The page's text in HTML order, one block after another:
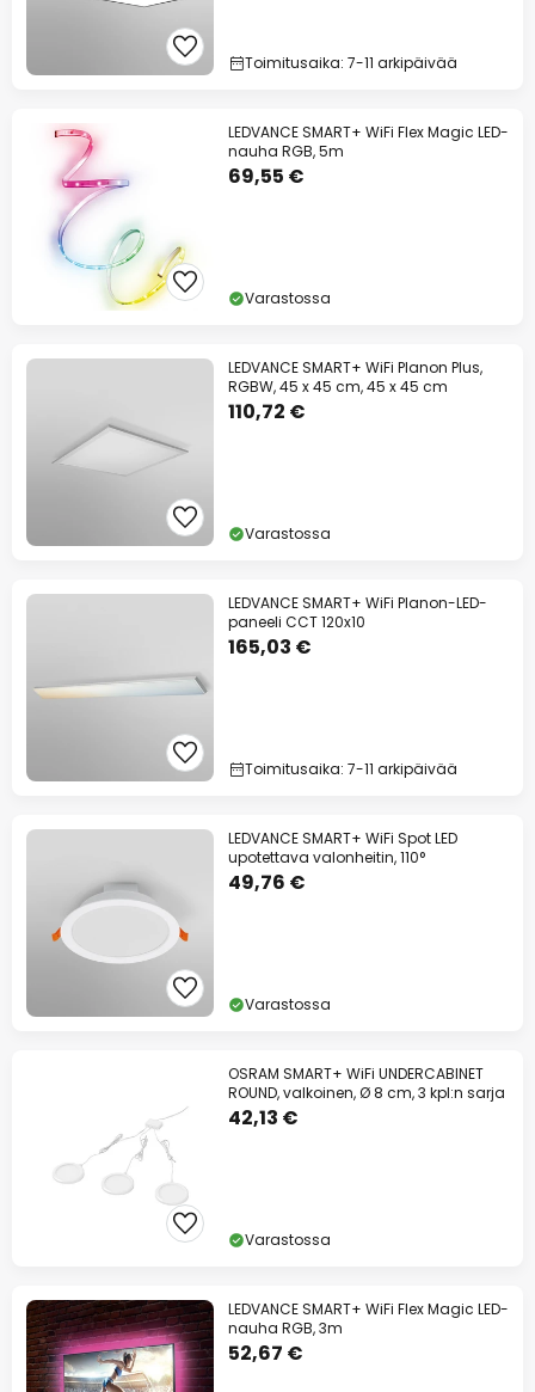
Toimitusaika: 7-11 arkipäivää
LEDVANCE SMART+ WiFi Flex Magic LED-
nauha RGB, 5m
69,55 €
Varastossa
LEDVANCE SMART+ WiFi Planon Plus,
RGBW, 45 x 45 cm, 45 x 45 cm
110,72 €
Varastossa
LEDVANCE SMART+ WiFi Planon-LED-
paneeli CCT 120x10
165,03 €
Toimitusaika: 7-11 arkipäivää
LEDVANCE SMART+ WiFi Spot LED
upotettava valonheitin, 110°
49,76 €
Varastossa
OSRAM SMART+ WiFi UNDERCABINET
ROUND, valkoinen, Ø 8 cm, 3 kpl:n sarja
42,13 €
Varastossa
LEDVANCE SMART+ WiFi Flex Magic LED-
nauha RGB, 3m
52,67 €